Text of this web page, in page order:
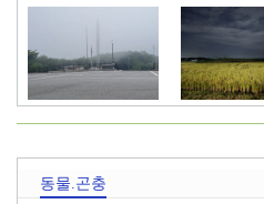
주차장
동물.곤충